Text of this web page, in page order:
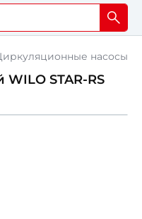
насосы
STAR-RS